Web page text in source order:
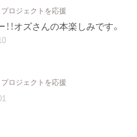
ロジェクトを応援
！オズさんの本楽しみです。
ロジェクトを応援